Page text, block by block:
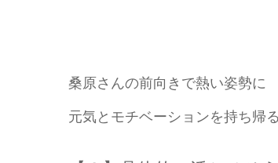
桑原さんの前向きで熱い姿勢に
元気とモチベーションを持ち帰